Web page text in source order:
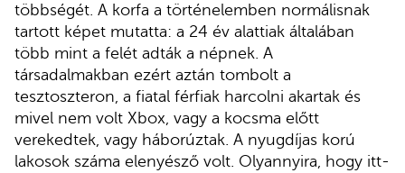
többségét. A korfa a történelemben normálisnak
tartott képet mutatta: a 24 év alattiak általában
több mint a felét adták a népnek. A
társadalmakban ezért aztán tombolt a
tesztoszteron, a fiatal férfiak harcolni akartak és
mivel nem volt Xbox, vagy a kocsma előtt
verekedtek, vagy háborúztak. A nyugdíjas korú
lakosok száma elenyésző volt. Olyannyira, hogy itt-